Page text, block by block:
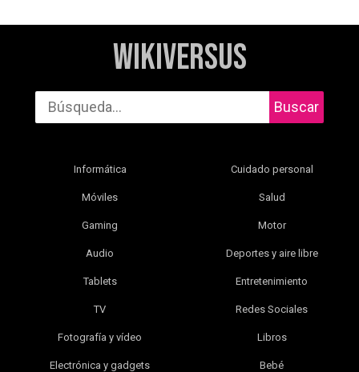
WikiVersus
Buscar
Informática
Móviles
Gaming
Audio
Tablets
TV
Fotografía y vídeo
Electrónica y gadgets
Cuidado personal
Salud
Motor
Deportes y aire libre
Entretenimiento
Redes Sociales
Libros
Bebé